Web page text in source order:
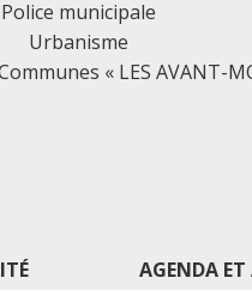
Police municipale
Urbanisme
« LES AVANT-
AGENDA